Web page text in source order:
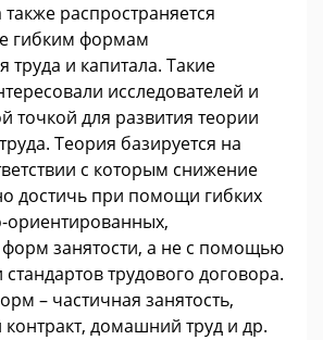
распространяется
гибким формам
труда и капитала. Такие
исследователей и
точкой для развития теории
Теория базируется на
с которым снижение
достичь при помощи гибких
ориентированных,
форм занятости, а не с помощью
трудового договора.
– частичная занятость,
домашний труд и др.